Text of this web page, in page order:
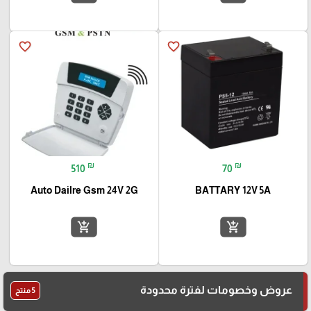
favorite_border
70 ₪
BATTARY 12V 5A
add_shopping_cart
favorite_border
510 ₪
Auto Dailre Gsm 24V 2G
add_shopping_cart
عروض وخصومات لفترة محدودة 5 منتج